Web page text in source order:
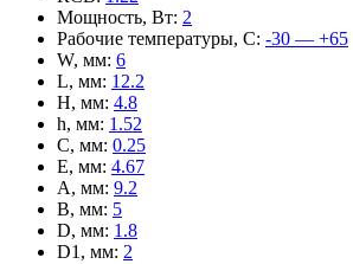
Мощность, Вт: 2
Рабочие температуры, С: -30 — +65
W, мм: 6
L, мм: 12.2
H, мм: 4.8
h, мм: 1.52
C, мм: 0.25
E, мм: 4.67
A, мм: 9.2
B, мм: 5
D, мм: 1.8
D1, мм: 2